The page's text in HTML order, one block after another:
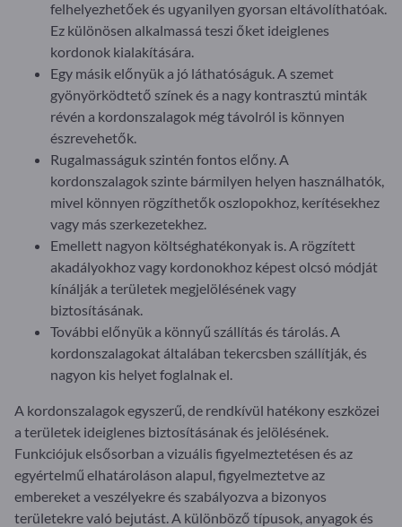
felhelyezhetőek és ugyanilyen gyorsan eltávolíthatóak.
Ez különösen alkalmassá teszi őket ideiglenes
kordonok kialakítására.
Egy másik előnyük a jó láthatóságuk. A szemet
gyönyörködtető színek és a nagy kontrasztú minták
révén a kordonszalagok még távolról is könnyen
észrevehetők.
Rugalmasságuk szintén fontos előny. A
kordonszalagok szinte bármilyen helyen használhatók,
mivel könnyen rögzíthetők oszlopokhoz, kerítésekhez
vagy más szerkezetekhez.
Emellett nagyon költséghatékonyak is. A rögzített
akadályokhoz vagy kordonokhoz képest olcsó módját
kínálják a területek megjelölésének vagy
biztosításának.
További előnyük a könnyű szállítás és tárolás. A
kordonszalagokat általában tekercsben szállítják, és
nagyon kis helyet foglalnak el.
A kordonszalagok egyszerű, de rendkívül hatékony eszközei
a területek ideiglenes biztosításának és jelölésének.
Funkciójuk elsősorban a vizuális figyelmeztetésen és az
egyértelmű elhatároláson alapul, figyelmeztetve az
embereket a veszélyekre és szabályozva a bizonyos
területekre való bejutást. A különböző típusok, anyagok és